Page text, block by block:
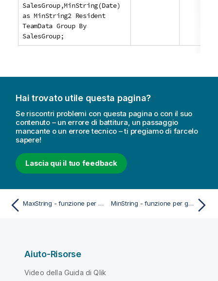
SalesGroup,MinString(Date)
as MinString2 Resident
TeamData Group By
SalesGroup;
Hai trovato utile questa pagina?
Se riscontri problemi con questa pagina o con il suo
contenuto – un errore di battitura, un passaggio
mancante o un errore tecnico – ti pregiamo di farcelo
sapere!
Lascia qui il tuo feedback
MaxString - funzione per grafici MinString - funzione per grafici
Aiuto-Risorse
Video della Guida di Qlik